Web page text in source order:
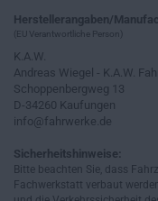
Herstellerangaben/
(EU Verantwortliche Person)
K.A.W.
Andreas Wiegel - K.A.W.
Schoppenbergweg 13
D-34260 Kaufungen
info@fahrwerke.de
Sicherheitshinweise:
Bitte beachten Sie, dass
Fachwerkstatt verbaut